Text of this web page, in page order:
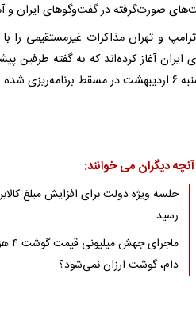
صورت‌گرفته در گفت‌وگوهای ایران و
و تهران مذاکرات غیرمستقیمی را
ایران آغاز کرده‌اند که به گفته طرفین
شده است./ایسنا
آنچه دیگران می خوانند:
جلسه ویژه دولت برای افزایش مبلغ
رسید
دام، گوشت ارزان نمی‌شود؟